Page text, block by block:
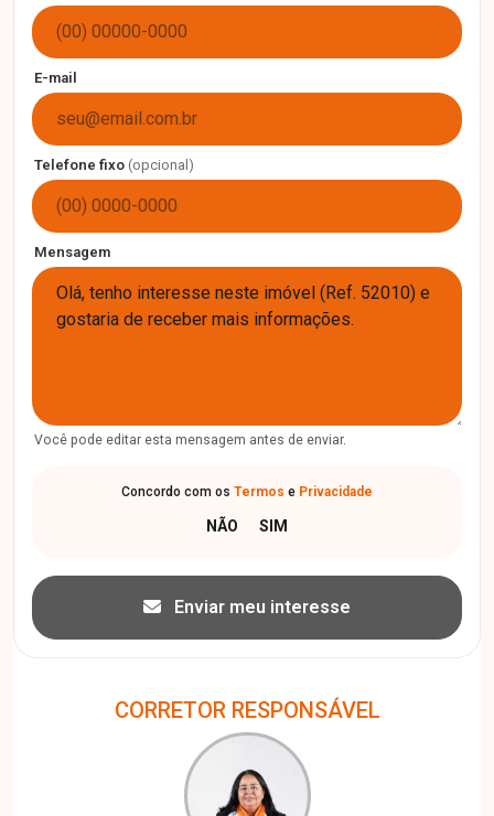
E-mail
Telefone fixo (opcional)
Mensagem
Você pode editar esta mensagem antes de enviar.
Concordo com os Termos e Privacidade
Enviar meu interesse
CORRETOR RESPONSÁVEL